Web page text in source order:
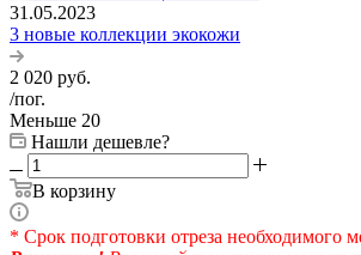
31.05.2023
3 новые коллекции экокожи
2 020 руб.
/пог.
Меньше 20
Нашли дешевле?
В корзину
* Срок подготовки отреза необходимого